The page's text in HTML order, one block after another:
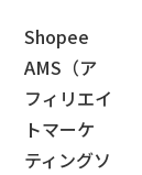
Shopee
AMS（ア
フィリエイ
トマーケ
ティングソ